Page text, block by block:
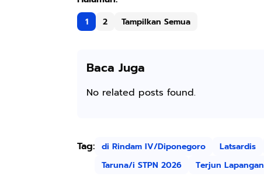
1 2 Tampilkan Semua
Baca Juga
No related posts found.
Tag: di Rindam IV/Diponegoro Latsardis
Taruna/i STPN 2026
Terjun Lapangan